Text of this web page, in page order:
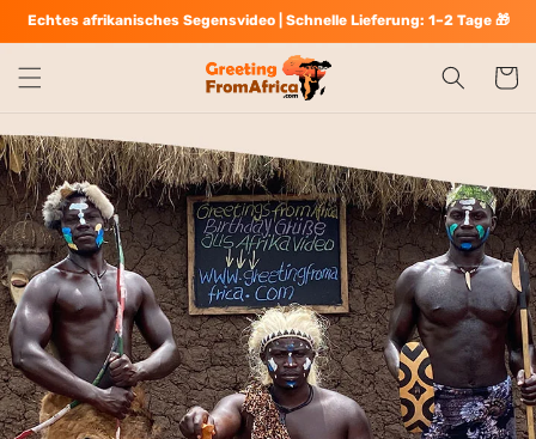
zum
Inhalt
Echtes afrikanisches Segensvideo | Schnelle Lieferung: 1–2 Tage 🎁